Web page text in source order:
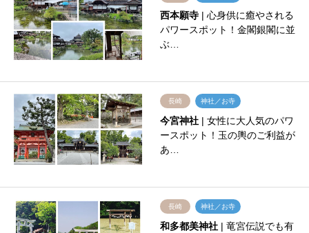
西本願寺| 心身供に癒やされる
パワースポット！金閣銀閣に並
ぶ…
長崎 神社／お寺
今宮神社| 女性に大人気のパワ
ースポット！玉の輿のご利益が
あ…
長崎 神社／お寺
和多都美神社| 竜宮伝説でも有